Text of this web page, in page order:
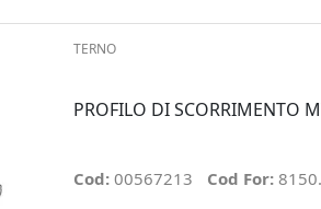
TERNO
PROFILO DI SCORRIMENTO
Cod: 00567213 Cod For: